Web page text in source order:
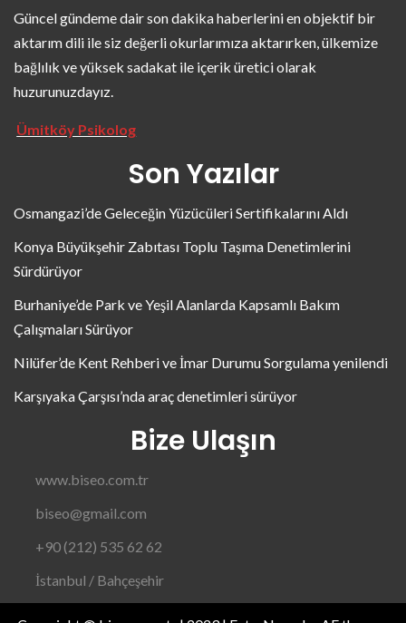
Güncel gündeme dair son dakika haberlerini en objektif bir
aktarım dili ile siz değerli okurlarımıza aktarırken, ülkemize
bağlılık ve yüksek sadakat ile içerik üretici olarak
huzurunuzdayız.
Ümitköy Psikolog
Son Yazılar
Osmangazi’de Geleceğin Yüzücüleri Sertifikalarını Aldı
Konya Büyükşehir Zabıtası Toplu Taşıma Denetimlerini
Sürdürüyor
Burhaniye’de Park ve Yeşil Alanlarda Kapsamlı Bakım
Çalışmaları Sürüyor
Nilüfer’de Kent Rehberi ve İmar Durumu Sorgulama yenilendi
Karşıyaka Çarşısı’nda araç denetimleri sürüyor
Bize Ulaşın
www.biseo.com.tr
biseo@gmail.com
+90 (212) 535 62 62
İstanbul / Bahçeşehir